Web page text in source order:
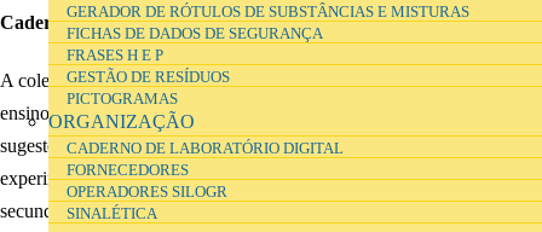
GERADOR DE RÓTULOS DE SUBSTÂNCIAS E MISTURAS
FICHAS DE DADOS DE SEGURANÇA
FRASES H E P
GESTÃO DE RESÍDUOS
PICTOGRAMAS
ORGANIZAÇÃO
CADERNO DE LABORATÓRIO DIGITAL
FORNECEDORES
OPERADORES SILOGR
SINALÉTICA
Cadernos Didácticos de Ciências
A coleção destina-se fundamentalmente a apoiar os professores no
ensino da Biologia, da Geologia, da Física e da Química. Divulga
sugestões didáticas que contribuam para tornar o ensino de natureza
experimental uma realidade cada vez mais presente nas escolas
secundárias.